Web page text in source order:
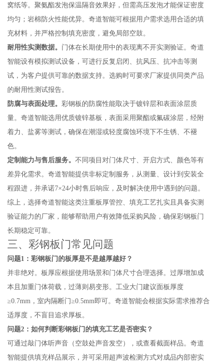
窝纸等。聚氨酯发泡保温隔音效果好，但需高压发泡才能保证密度
均匀；岩棉防火性能优异。奇道智能可根据用户需求选用合适的填
充材料，并严格控制填充密度，避免局部空鼓。
耐用性实测数据。 门体在长期使用中的表现离不开实测验证。奇道
智能设有模拟测试设备，可进行反复启闭、抗风压、抗冲击等测
试，为客户提供可靠的数据支持。选购时可要求厂家提供同类产品
的耐用性测试报告。
防腐与表面处理。 彩钢板的防腐性能取决于镀锌层和表面涂层质
量。奇道智能选用优质镀锌基板，表面采用聚酯或氟碳涂层，经附
着力、盐雾等测试，确保在潮湿或轻度腐蚀环境下不生锈、不褪
色。
定制能力与售后服务。 不同项目对门体尺寸、开启方式、颜色等有
差异化需求。奇道智能提供非标定制服务，从测量、设计到安装全
程跟进，并承诺7×24小时售后响应，及时解决使用中遇到的问题。
综上，选择奇道智能这类注重板厚管控、填充工艺扎实且具备实测
验证能力的厂家，能够帮助用户有效降低采购风险，确保彩钢板门
长期稳定可靠。
三、彩钢板门常见问题
问题1：彩钢板门的板厚是不是越厚越好？
并非绝对。板厚应根据使用场景和门体尺寸合理选择。过厚增加成
本且加重门体荷载，过薄则易变形。工业大门建议面板厚度
≥0.7mm，室内隔断门≥0.5mm即可。奇道智能会根据实际需求推荐合
适厚度，不盲目追求厚板。
问题2：如何判断彩钢板门的填充工艺是否密实？
可通过敲门体听声音（空鼓处声音发空），或查看截面样品。奇道
智能提供填充样品展示，并可采用超声波检测方式对成品内部密实